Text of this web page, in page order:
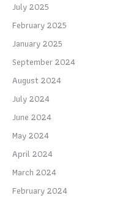
July 2025
February 2025
January 2025
September 2024
August 2024
July 2024
June 2024
May 2024
April 2024
March 2024
February 2024